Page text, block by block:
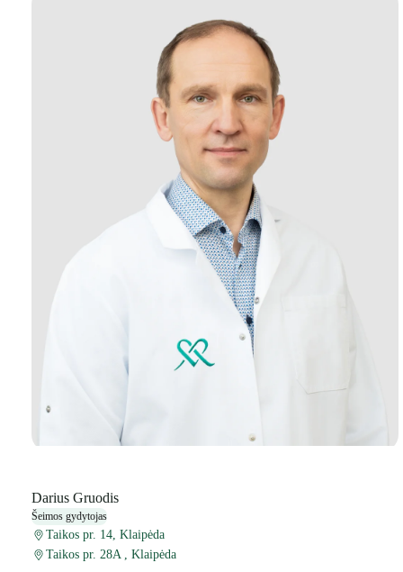
Darius Gruodis
Šeimos gydytojas
Taikos pr. 14, Klaipėda
Taikos pr. 28A , Klaipėda